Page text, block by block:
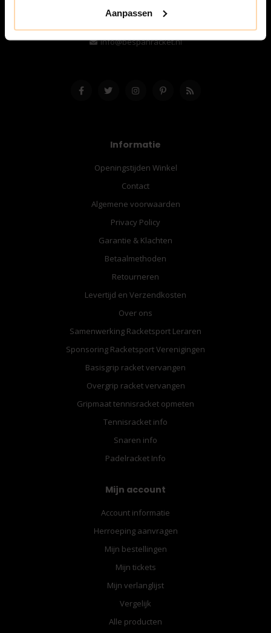
Aanpassen
06-57276080
info@bespanracket.nl
Informatie
Openingstijden Winkel
Contact
Algemene voorwaarden
Privacy Policy
Garantie & Klachten
Betaalmethoden
Retourneren
Levertijd en Verzendkosten
Over ons
Samenwerking Racketsport Leraren
Sponsoring Racketsport Verenigingen
Basisgrip racket vervangen
Overgrip racket vervangen
Gripmaat tennisracket opmeten
Tennisracket info
Snaren info
Padelracket Info
Mijn account
Account informatie
Herroeping aanvragen
Mijn bestellingen
Mijn tickets
Mijn verlanglijst
Vergelijk
Alle producten